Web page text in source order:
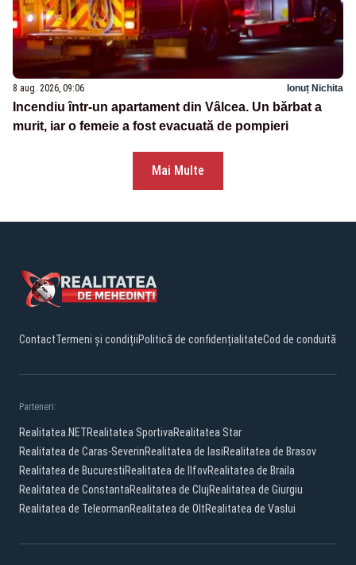
8 aug. 2026, 09:06 Ionuț Nichita
Incendiu într-un apartament din Vâlcea. Un bărbat a
murit, iar o femeie a fost evacuată de pompieri
Mai Multe
ContactTermeni și condițiiPolitică de confidențialitateCod de conduită
Parteneri:
Realitatea.NETRealitatea SportivaRealitatea Star
Realitatea de Caras-SeverinRealitatea de IasiRealitatea de Brasov
Realitatea de BucurestiRealitatea de IlfovRealitatea de Braila
Realitatea de ConstantaRealitatea de ClujRealitatea de Giurgiu
Realitatea de TeleormanRealitatea de OltRealitatea de Vaslui